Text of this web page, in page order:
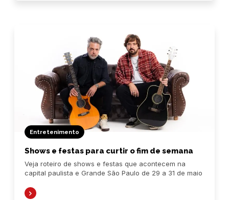
Entretenimento
Shows e festas para curtir o fim de semana
Veja roteiro de shows e festas que acontecem na
capital paulista e Grande São Paulo de 29 a 31 de maio